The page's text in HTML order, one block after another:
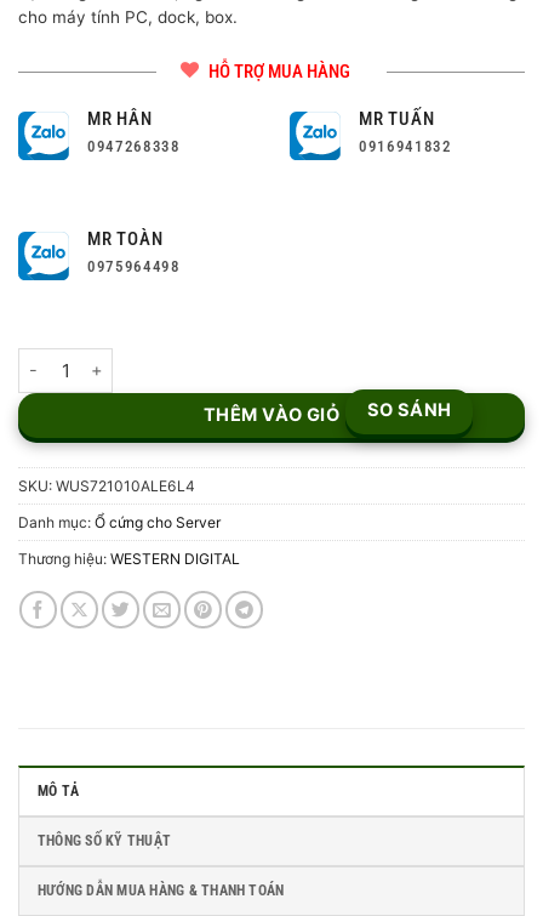
cho máy tính PC, dock, box.
HỖ TRỢ MUA HÀNG
MR HÂN
0947268338
MR TUẤN
0916941832
MR TOÀN
0975964498
THÊM VÀO GIỎ SO SÁNH
SKU: WUS721010ALE6L4
Danh mục: Ổ cứng cho Server
Thương hiệu: WESTERN DIGITAL
MÔ TẢ
THÔNG SỐ KỸ THUẬT
HƯỚNG DẪN MUA HÀNG & THANH TOÁN